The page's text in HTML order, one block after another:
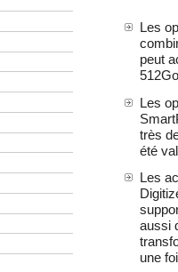
Les
peut
Les
très
été
Les
aussi
une